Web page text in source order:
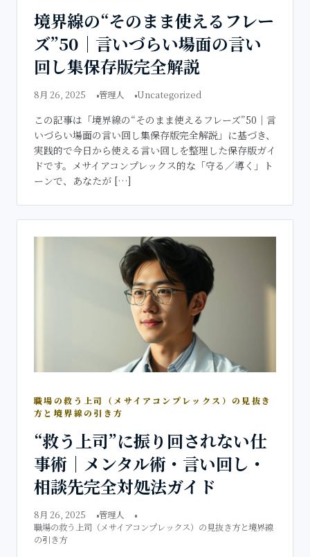
境界線の“そのまま使えるフレー
ズ”50｜言いづらい場面の言い
回し集保存版完全解説
8月 26, 2025 管理人 Uncategorized
この記事は「境界線の“そのまま使えるフレーズ”50｜言
いづらい場面の言い回し集保存版完全解説」に基づき、
実践的で今日から使える言い回しを整理した保存版ガイ
ドです。メサイアコンプレックス的な「守る／導く」ト
ーンで、あなたが […]
職場の救う上司（メサイアコンプレックス）の見抜き
方と境界線の引き方
“救う上司”に振り回されない仕
事術｜メンタル術・言い回し・
相談先完全対処法ガイド
8月 26, 2025
管理人
職場の救う上司（メサイアコンプレックス）の見抜き方と境界線
の引き方